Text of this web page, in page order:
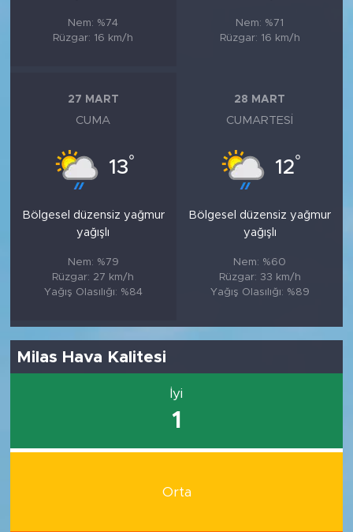
Nem: %74
Rüzgar: 16 km/h
Nem: %71
Rüzgar: 16 km/h
27 MART
CUMA
13°
Bölgesel düzensiz yağmur
yağışlı
Nem: %79
Rüzgar: 27 km/h
Yağış Olasılığı: %84
28 MART
CUMARTESI
12°
Bölgesel düzensiz yağmur
yağışlı
Nem: %60
Rüzgar: 33 km/h
Yağış Olasılığı: %89
Milas Hava Kalitesi
İyi
1
Orta